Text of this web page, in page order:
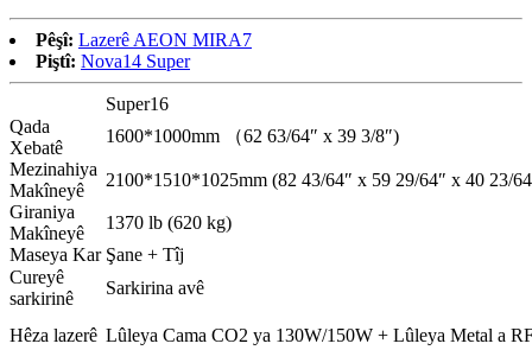
Pêşî: Lazerê AEON MIRA7
Piştî: Nova14 Super
Super16
Qada
Xebatê
1600*1000mm （62 63/64″ x 39 3/8″)
Mezinahiya
Makîneyê
2100*1510*1025mm (82 43/64″ x 59 29/64″ x 40 23/
Giraniya
Makîneyê
1370 lb (620 kg)
Maseya Kar Şane + Tîj
Cureyê
sarkirinê
Sarkirina avê
Hêza lazerê Lûleya Cama CO2 ya 130W/150W + Lûleya Metal a